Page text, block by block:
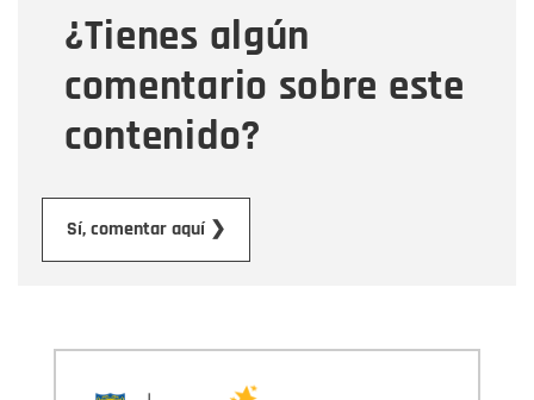
¿Tienes algún
comentario sobre este
contenido?
Sí, comentar aquí ❯
Mensaje